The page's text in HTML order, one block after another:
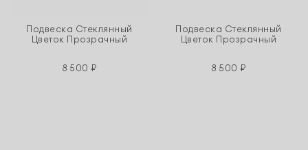
Подвеска Стеклянный
Цветок Прозрачный
8 500 ₽
Подвеска Стеклянный
Цветок Прозрачный
8 500 ₽